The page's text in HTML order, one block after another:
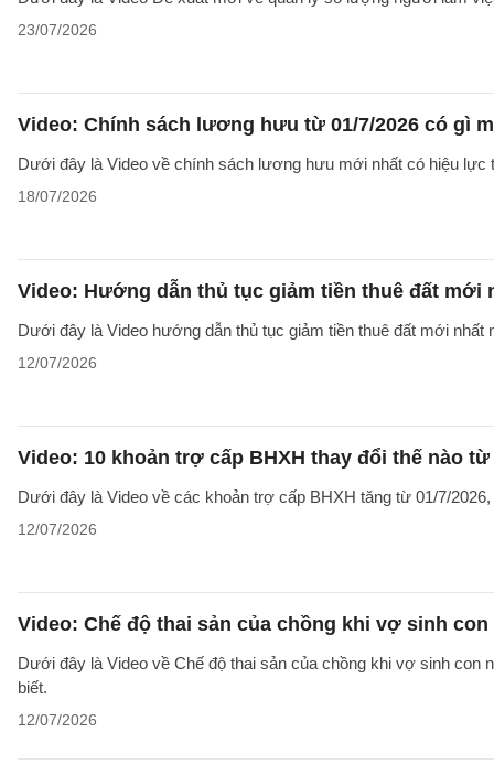
23/07/2026
Video: Chính sách lương hưu từ 01/7/2026 có gì
Dưới đây là Video về chính sách lương hưu mới nhất có hiệu lực
18/07/2026
Video: Hướng dẫn thủ tục giảm tiền thuê đất mới
Dưới đây là Video hướng dẫn thủ tục giảm tiền thuê đất mới
12/07/2026
Video: 10 khoản trợ cấp BHXH thay đổi thế nào từ
Dưới đây là Video về các khoản trợ cấp BHXH tăng từ 01/7/
12/07/2026
Video: Chế độ thai sản của chồng khi vợ sinh con
Dưới đây là Video về Chế độ thai sản của chồng khi vợ sinh
biết.
12/07/2026